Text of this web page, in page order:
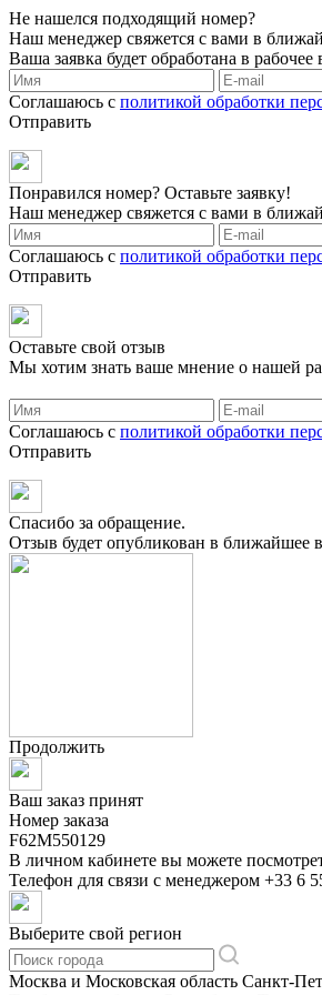
Не нашелся подходящий номер?
Наш менеджер свяжется с вами в
Ваша заявка будет обработана в
Соглашаюсь с политикой обработки
Отправить
Понравился номер? Оставьте заявку!
Наш менеджер свяжется с вами в
Соглашаюсь с политикой обработки
Отправить
Оставьте свой отзыв
Мы хотим знать ваше мнение о нашей
Соглашаюсь с политикой обработки
Отправить
Спасибо за обращение.
Отзыв будет опубликован в ближайшее
Продолжить
Ваш заказ принят
Номер заказа
F62M550129
В личном кабинете вы можете
Телефон для связи с менеджером +33 6
Выберите свой регион
Москва и Московская область Санкт-